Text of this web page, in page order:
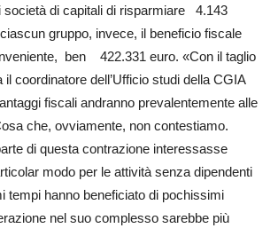
società di capitali di risparmiare 4.143
grup­po, invece, il beneficio fiscale
ben 422.331 euro. «Con il taglio
il coordinatore dell’Ufficio studi della CGIA
fiscali andranno prevalentemente alle
che, ovviamente, non contestiamo.
di questa contrazione interessasse
modo per le attività senza dipendenti
tempi hanno beneficiato di pochissimi
nel suo complesso sarebbe più